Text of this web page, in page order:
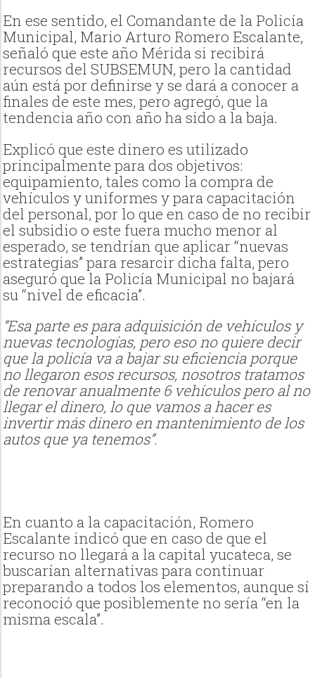
En ese sentido, el Comandante de la Policía
Municipal, Mario Arturo Romero Escalante,
señaló que este año Mérida si recibirá
recursos del SUBSEMUN, pero la cantidad
aún está por definirse y se dará a conocer a
finales de este mes, pero agregó, que la
tendencia año con año ha sido a la baja.
Explicó que este dinero es utilizado
principalmente para dos objetivos:
equipamiento, tales como la compra de
vehículos y uniformes y para capacitación
del personal, por lo que en caso de no recibir
el subsidio o este fuera mucho menor al
esperado, se tendrían que aplicar “nuevas
estrategias” para resarcir dicha falta, pero
aseguró que la Policía Municipal no bajará
su “nivel de eficacia”.
“Esa parte es para adquisición de vehículos y
nuevas tecnologías, pero eso no quiere decir
que la policía va a bajar su eficiencia porque
no llegaron esos recursos, nosotros tratamos
de renovar anualmente 6 vehículos pero al no
llegar el dinero, lo que vamos a hacer es
invertir más dinero en mantenimiento de los
autos que ya tenemos”.
En cuanto a la capacitación, Romero
Escalante indicó que en caso de que el
recurso no llegará a la capital yucateca, se
buscarían alternativas para continuar
preparando a todos los elementos, aunque sí
reconoció que posiblemente no sería “en la
misma escala”.